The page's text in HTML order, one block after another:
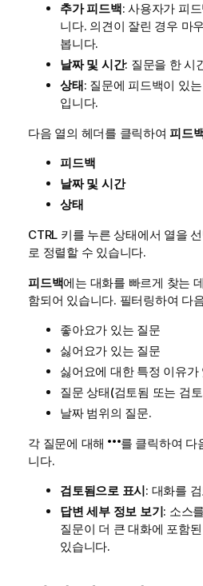
추가 피드백: 사용자가 피
니다. 의견이 잘린 경우 마
봅니다.
날짜 및 시간: 질문을 한 시
상태: 질문에 피드백이 있
입니다.
다음 열의 헤더를 클릭하여피드백
피드백
날짜 및 시간
상태
CTRL 키를 누른 상태에서 열을
로 정렬할 수 있습니다.
피드백에는 대화를 빠르게 찾는
함되어 있습니다. 필터링하여 다
좋아요가 있는 질문
싫어요가 있는 질문
싫어요에 대한 특정 이유가
질문 상태(검토됨 또는 검
날짜 범위의 질문.
각 질문에 대해
를 클릭하여 다
니다.
검토됨으로 표시: 대화를
답변 세부 정보 보기: 소스
질문이 더 큰 대화에 포함
있습니다.